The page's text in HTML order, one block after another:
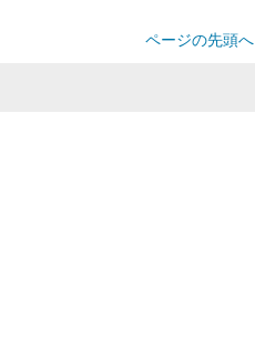
ページの先頭へ